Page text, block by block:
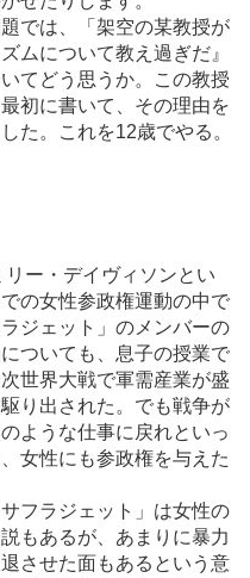
では、「架空の某教授が
ムについて教え過ぎだ』
てどう思うか。この教授
初に書いて、その理由を
た。これを12歳でやる。
リー・デイヴィソンとい
の女性参政権運動の中で
ジェット」のメンバーの
ついても、息子の授業で
世界大戦で軍需産業が盛
り出された。でも戦争が
ような仕事に戻れといっ
女性にも参政権を与えた
フラジェット」は女性の
もあるが、あまりに暴力
させた面もあるという意